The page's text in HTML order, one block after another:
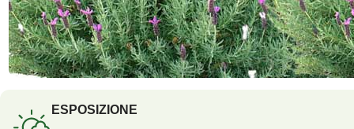
ESPOSIZIONE